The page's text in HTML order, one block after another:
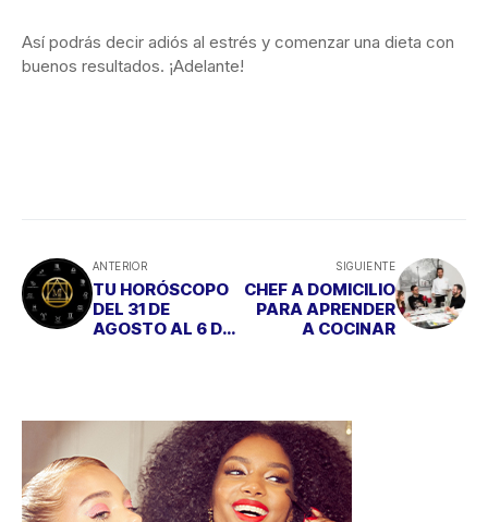
Así podrás decir adiós al estrés y comenzar una dieta con
buenos resultados. ¡Adelante!
ANTERIOR
TU HORÓSCOPO
DEL 31 DE
AGOSTO AL 6 DE
SIGUIENTE
CHEF A DOMICILIO
PARA APRENDER
A COCINAR